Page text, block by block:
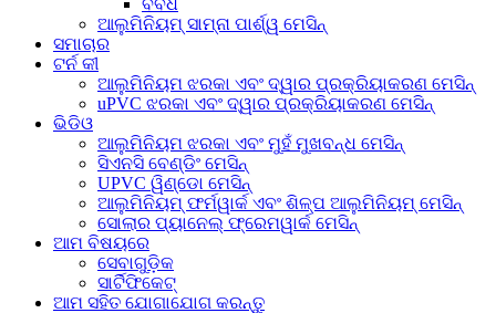
ଆଲୁମିନିୟମ୍ ସାମ୍ନା ପାର୍ଶ୍ୱ ମେସିନ୍
ସମାଚାର
ଟର୍ନ କୀ
ଆଲୁମିନିୟମ ଝରକା ଏବଂ ଦ୍ୱାର ପ୍ରକ୍ରିୟାକରଣ ମେସିନ୍
uPVC ଝରକା ଏବଂ ଦ୍ୱାର ପ୍ରକ୍ରିୟାକରଣ ମେସିନ୍
ଭିଡିଓ
ଆଲୁମିନିୟମ ଝରକା ଏବଂ ମୁହଁ ମୁଖବନ୍ଧ ମେସିନ୍
ସିଏନସି ବେଣ୍ଡିଂ ମେସିନ୍
UPVC ୱିଣ୍ଡୋ ମେସିନ୍
ଆଲୁମିନିୟମ୍ ଫର୍ମୱାର୍କ ଏବଂ ଶିଳ୍ପ ଆଲୁମିନିୟମ୍ ମେସିନ୍
ସୋଲାର ପ୍ୟାନେଲ୍ ଫ୍ରେମୱାର୍କ ମେସିନ୍
ଆମ ବିଷୟରେ
ସେବାଗୁଡ଼ିକ
ସାର୍ଟିଫିକେଟ୍
ଆମ ସହିତ ଯୋଗାଯୋଗ କରନ୍ତୁ